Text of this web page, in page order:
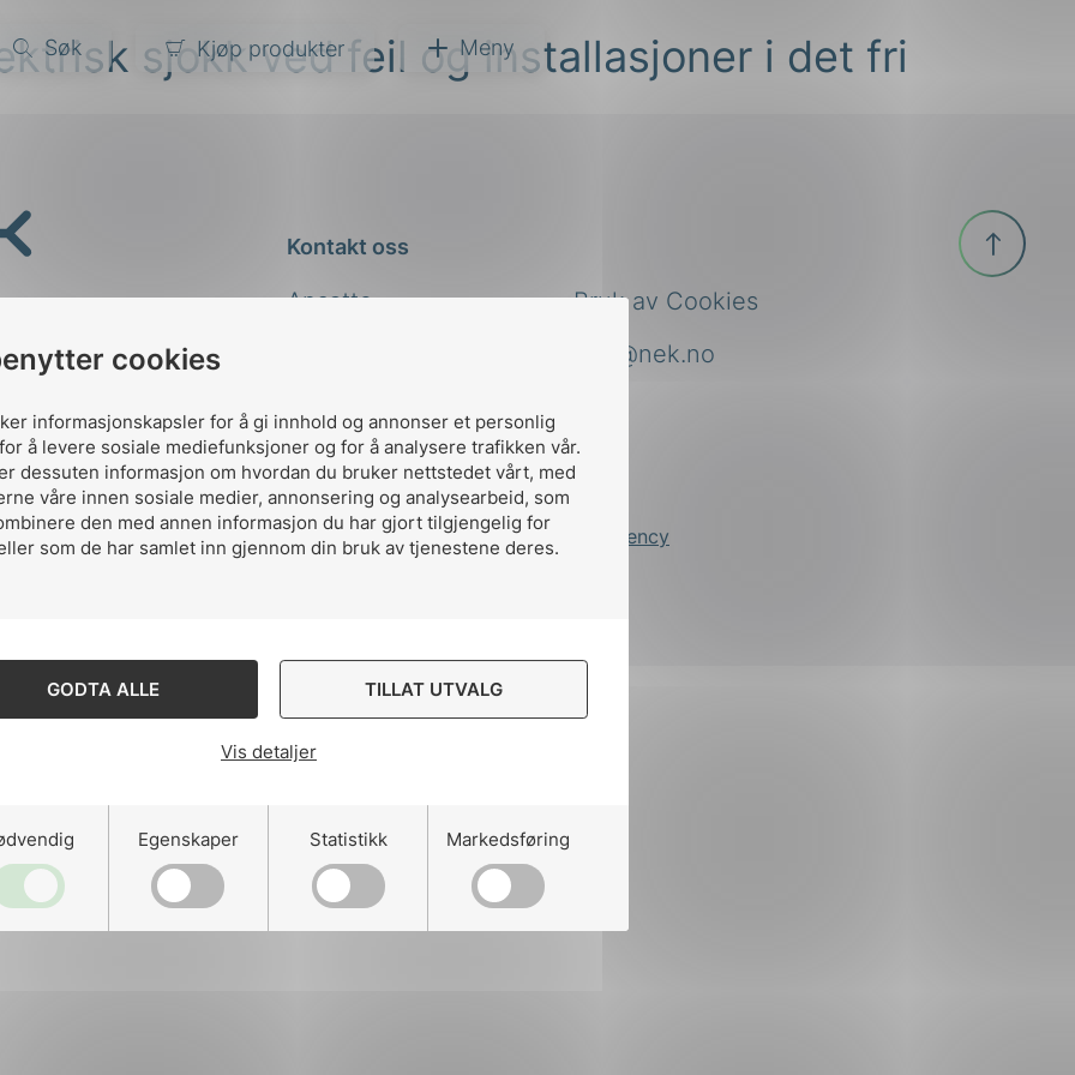
cookies
informasjonskapsler for å gi innhold og annonser et personlig
å levere sosiale mediefunksjoner og for å analysere trafikken vår.
dessuten informasjon om hvordan du bruker nettstedet vårt, med
våre innen sosiale medier, annonsering og analysearbeid, som
den med annen informasjon du har gjort tilgjengelig for
som de har samlet inn gjennom din bruk av tjenestene deres.
GODTA ALLE TILLAT UTVALG
Vis detaljer
Egenskaper Statistikk Markedsføring
Søk Kjøp produkter Meny
sjokk ved feil og installasjoner i det fri
Kontakt oss
Ansatte
nek@nek.no
Bruk av Cookies
Designed and developed by Stem Agency
Til
toppen